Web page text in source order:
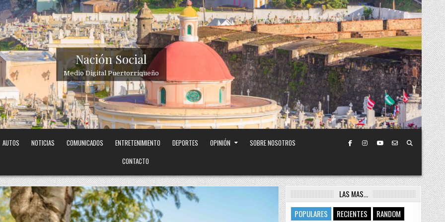
Nación Social
Medio Digital Puertorriqueño
AUTOS NOTICIAS COMUNICADOS ENTRETENIMIENTO DEPORTES OPINIÓN
SOBRE NOSOTROS
CONTACTO
LAS MAS…
POPULARES
RECIENTES RANDOM